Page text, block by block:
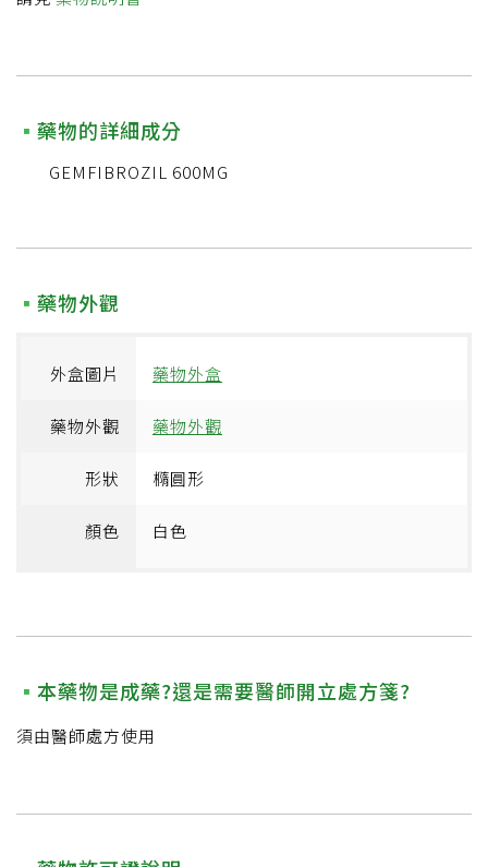
藥物的詳細成分
GEMFIBROZIL 600MG
藥物外觀
外盒圖片 藥物外盒
藥物外觀 藥物外觀
形狀 橢圓形
顏色 白色
本藥物是成藥?還是需要醫師開立處方箋?
須由醫師處方使用